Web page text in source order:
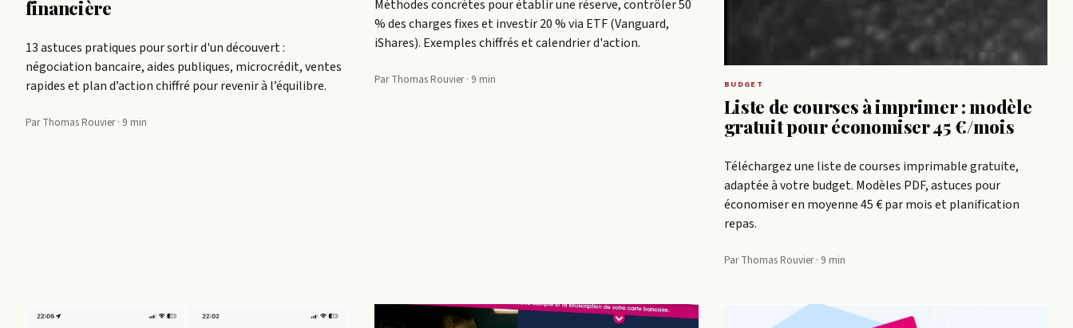
financière
13 astuces pratiques pour sortir d'un découvert :
négociation bancaire, aides publiques, microcrédit, ventes
rapides et plan d’action chiffré pour revenir à l’équilibre.
Par Thomas Rouvier · 9 min
Méthodes concrètes pour établir une réserve, contrôler 50
% des charges fixes et investir 20 % via ETF (Vanguard,
iShares). Exemples chiffrés et calendrier d'action.
Par Thomas Rouvier · 9 min BUDGET
Liste de courses à imprimer : modèle
gratuit pour économiser 45 €/mois
Téléchargez une liste de courses imprimable gratuite,
adaptée à votre budget. Modèles PDF, astuces pour
économiser en moyenne 45 € par mois et planification
repas.
Par Thomas Rouvier · 9 min